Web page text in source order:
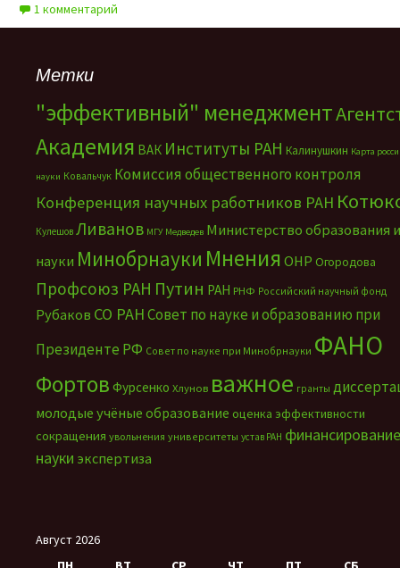
1 комментарий
Метки
"эффективный" менеджмент
Академия ВАК Институты РАН Калинушкин Карта
науки Ковальчук Комиссия общественного контроля
Конференция научных работников РАН
Кулешов Ливанов МГУ Медведев Министерство образования и
науки Минобрнауки Мнения ОНР Огородова
Профсоюз РАН Путин РАН РНФ Российский научный фонд
Рубаков СО РАНСовет по науке и образованию при
Президенте РФ Совет по науке при Минобрнауки ФАНО
Фортов Фурсенко Хлунов важное гранты
молодые учёные образование оценка эффективности
сокращения увольнения университеты устав РАН финансирование
науки экспертиза
Август 2026